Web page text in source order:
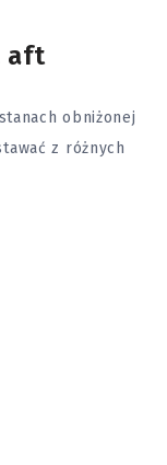
aft
obniżonej
z różnych